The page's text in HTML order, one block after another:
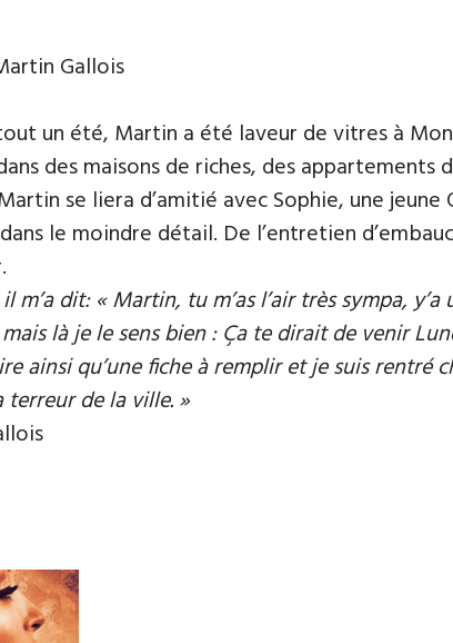
Gallois
un été, Martin a été laveur de vitres à
des maisons de riches, des
se liera d’amitié avec Sophie, une
le moindre détail. De l’entretien
m’a dit: « Martin, tu m’as l’air très sympa,
là je le sens bien : Ça te dirait de venir
ainsi qu’une fiche à remplir et je suis rentré
terreur de la ville. »